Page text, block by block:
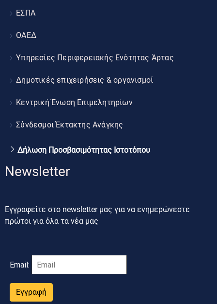
ΕΣΠΑ
ΟΑΕΔ
Υπηρεσίες Περιφερειακής Ενότητας Άρτας
Δημοτικές επιχειρήσεις & οργανισμοί
Κεντρική Ένωση Επιμελητηρίων
Σύνδεσμοι Έκτακτης Ανάγκης
Δήλωση Προσβασιμότητας Ιστοτόπου
Newsletter
Εγγραφείτε στο newsletter μας για να ενημερώνεστε
πρώτοι για όλα τα νέα μας
Email:
Εγγραφή